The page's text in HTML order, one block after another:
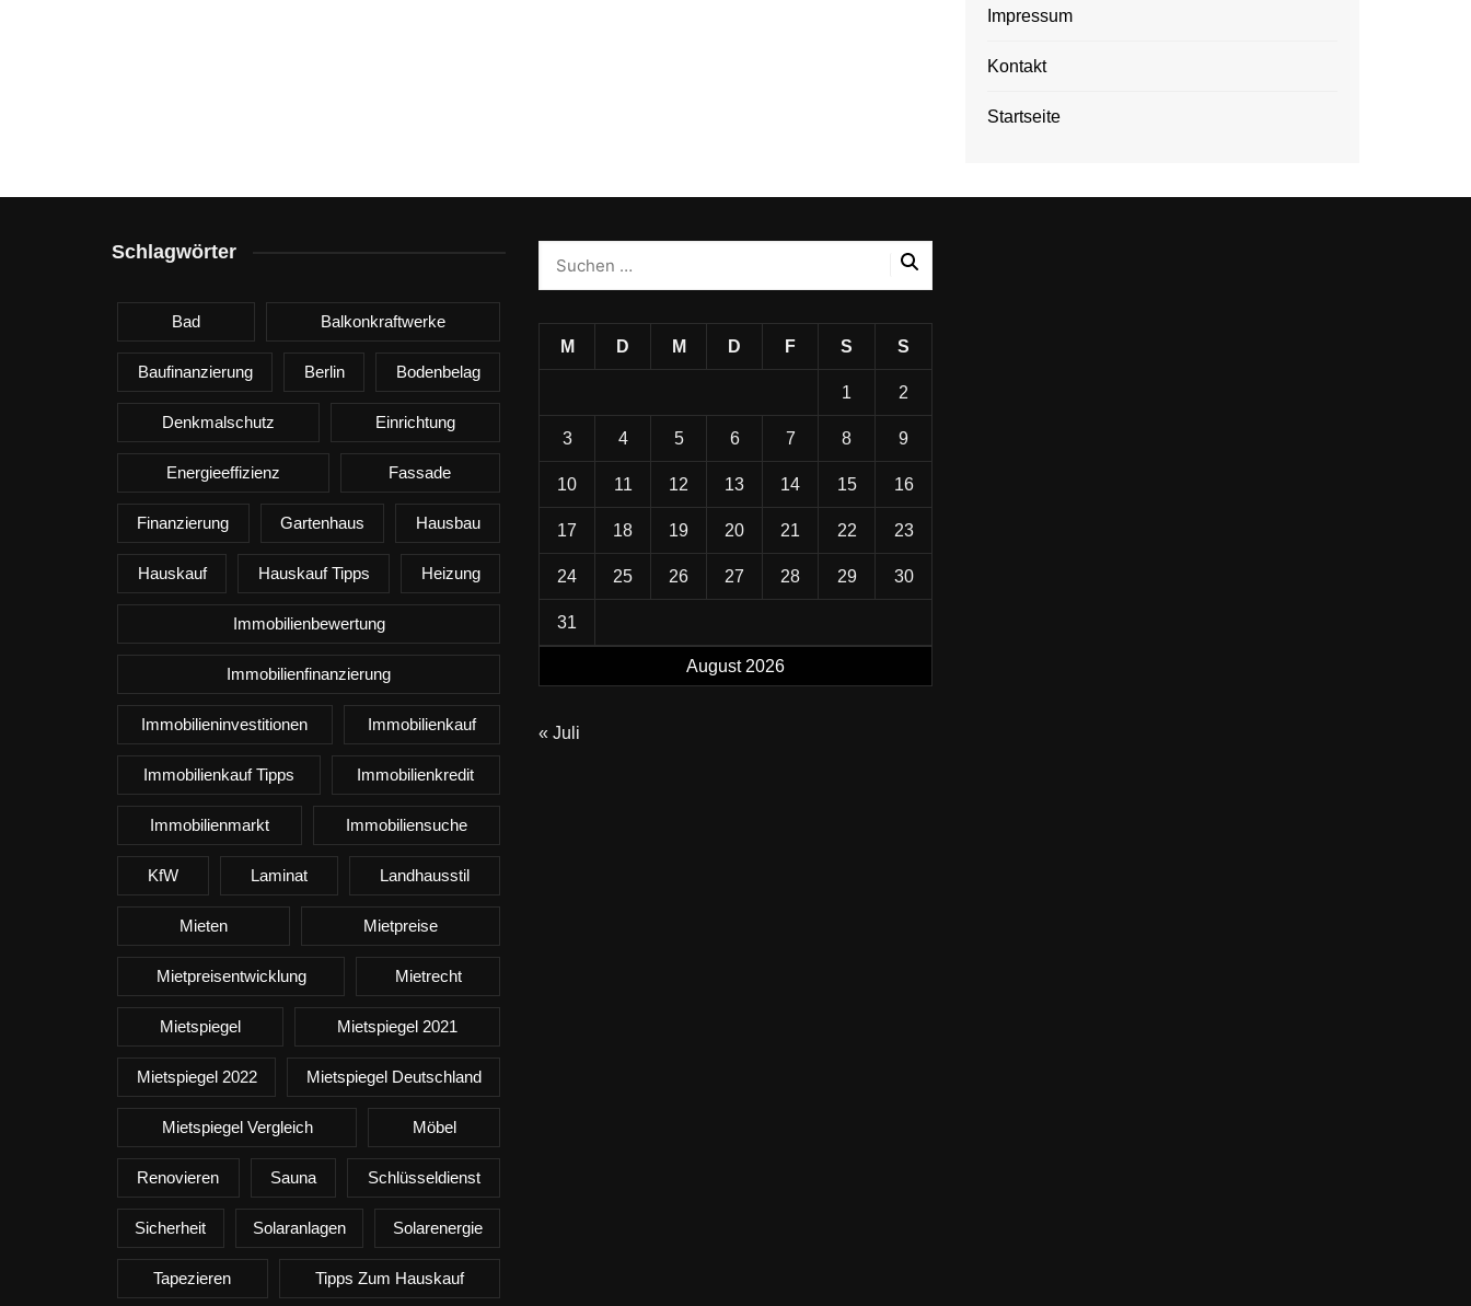
Impressum
Kontakt
Startseite
Schlagwörter
Bad Balkonkraftwerke
Baufinanzierung Berlin Bodenbelag
Denkmalschutz Einrichtung
Energieeffizienz Fassade
Finanzierung Gartenhaus Hausbau
Hauskauf Hauskauf Tipps Heizung
Immobilienbewertung
Immobilienfinanzierung
Immobilieninvestitionen Immobilienkauf
Immobilienkauf Tipps Immobilienkredit
Immobilienmarkt Immobiliensuche
KfW Laminat Landhausstil
Mieten Mietpreise
Mietpreisentwicklung Mietrecht
Mietspiegel Mietspiegel 2021
Mietspiegel 2022 Mietspiegel Deutschland
Mietspiegel Vergleich Möbel
Renovieren Sauna Schlüsseldienst
Sicherheit Solaranlagen Solarenergie
Tapezieren Tipps Zum Hauskauf
August 2026
M D M D F S S
1 2
3 4 5 6 7 8 9
10 11 12 13 14 15 16
17 18 19 20 21 22 23
24 25 26 27 28 29 30
31
« Juli